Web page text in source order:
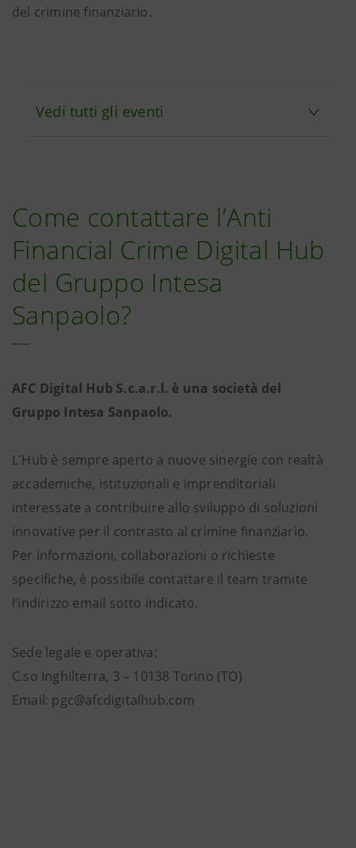
del crimine finanziario.
Vedi tutti gli eventi
Come contattare l’Anti
Financial Crime Digital Hub
del Gruppo Intesa
Sanpaolo?
AFC Digital Hub S.c.a.r.l. è una società del
Gruppo Intesa Sanpaolo.
L'Hub è sempre aperto a nuove sinergie con realtà
accademiche, istituzionali e imprenditoriali
interessate a contribuire allo sviluppo di soluzioni
innovative per il contrasto al crimine finanziario.
Per informazioni, collaborazioni o richieste
specifiche, è possibile contattare il team tramite
l’indirizzo email sotto indicato.
Sede legale e operativa:
C.so Inghilterra, 3 – 10138 Torino (TO)
Email: pgc@afcdigitalhub.com